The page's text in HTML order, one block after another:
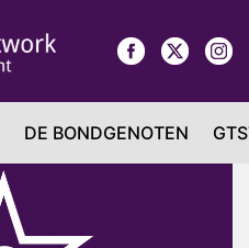
DE BONDGENOTEN